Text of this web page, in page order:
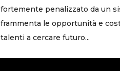
fortemente penalizzato da un
frammenta le opportunità e
talenti a cercare futuro...